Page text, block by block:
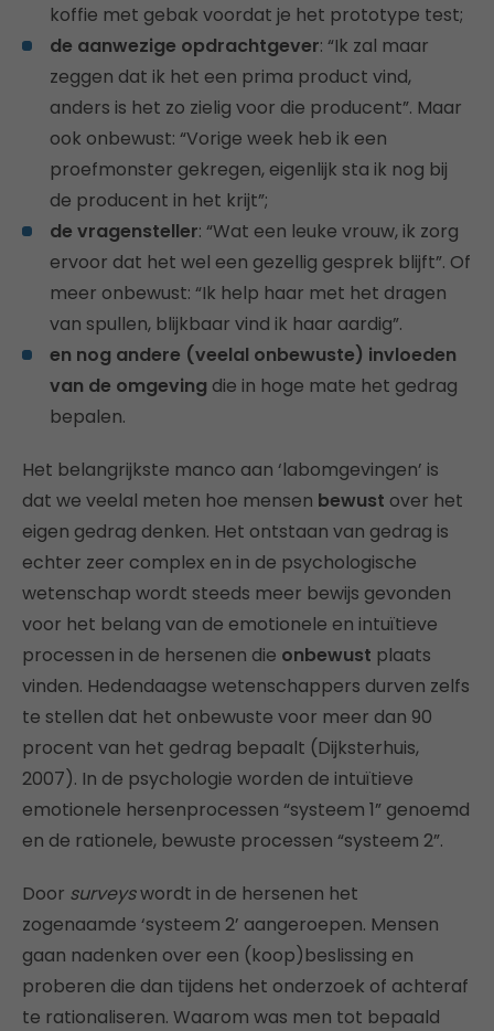
koffie met gebak voordat je het prototype test;
de aanwezige opdrachtgever: “Ik zal maar
zeggen dat ik het een prima product vind,
anders is het zo zielig voor die producent”. Maar
ook onbewust: “Vorige week heb ik een
proefmonster gekregen, eigenlijk sta ik nog bij
de producent in het krijt”;
de vragensteller: “Wat een leuke vrouw, ik zorg
ervoor dat het wel een gezellig gesprek blijft”. Of
meer onbewust: “Ik help haar met het dragen
van spullen, blijkbaar vind ik haar aardig”.
en nog andere (veelal onbewuste) invloeden
van de omgeving die in hoge mate het gedrag
bepalen.
Het belangrijkste manco aan ‘labomgevingen’ is
dat we veelal meten hoe mensen bewust over het
eigen gedrag denken. Het ontstaan van gedrag is
echter zeer complex en in de psychologische
wetenschap wordt steeds meer bewijs gevonden
voor het belang van de emotionele en intuïtieve
processen in de hersenen die onbewust plaats
vinden. Hedendaagse wetenschappers durven zelfs
te stellen dat het onbewuste voor meer dan 90
procent van het gedrag bepaalt (Dijksterhuis,
2007). In de psychologie worden de intuïtieve
emotionele hersenprocessen “systeem 1” genoemd
en de rationele, bewuste processen “systeem 2”.
Door surveyswordt in de hersenen het
zogenaamde ‘systeem 2’ aangeroepen. Mensen
gaan nadenken over een (koop)beslissing en
proberen die dan tijdens het onderzoek of achteraf
te rationaliseren. Waarom was men tot bepaald